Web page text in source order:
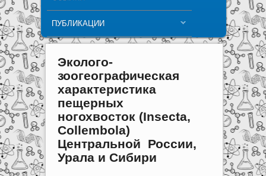
ПУБЛИКАЦИИ
Эколого-
зоогеографическая
характеристика
пещерных
ногохвосток (Insecta,
Collembola)
Центральной России,
Урала и Сибири